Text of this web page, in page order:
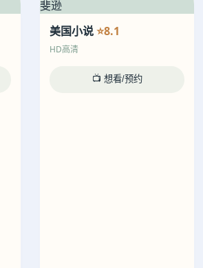
美国小说⭐8.1
HD高清
📺 想看/预约